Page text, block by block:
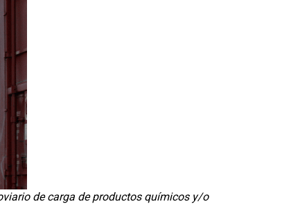
de carga de productos químicos y/o